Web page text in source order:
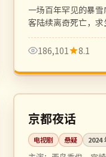
一场百年罕见的暴
客陆续离奇死亡，
度展开。氛围密闭压
186,101
8.1
日本
热播
京都夜话
电视剧 悬疑 2024